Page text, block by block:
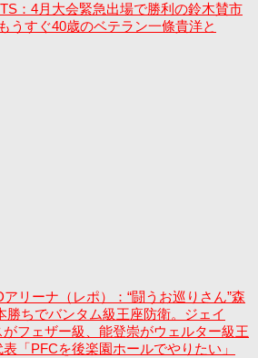
：4月大会緊急出場で勝利の鈴木賛市
うすぐ40歳のベテラン一條貴洋と
リーナ（レポ）：“闘うお巡りさん”森
勝ちでバンタム級王座防衛。ジェイ
フェザー級、能登崇がウェルター級王
「PFCを後楽園ホールでやりたい」